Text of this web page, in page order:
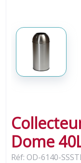
Dome
Réf: OD-6140-